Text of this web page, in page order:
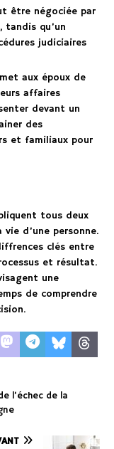
être négociée par
tandis qu’un
judiciaires
aux époux de
affaires
devant un
des
et familiaux pour
tous deux
d’une personne.
clés entre
et résultat.
une
de comprendre
l’échec de la